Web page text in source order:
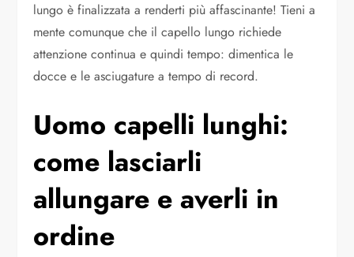
lungo è finalizzata a renderti più affascinante! Tieni a
mente comunque che il capello lungo richiede
attenzione continua e quindi tempo: dimentica le
docce e le asciugature a tempo di record.
Uomo capelli lunghi:
come lasciarli
allungare e averli in
ordine